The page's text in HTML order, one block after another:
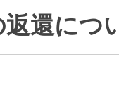
き 還につ